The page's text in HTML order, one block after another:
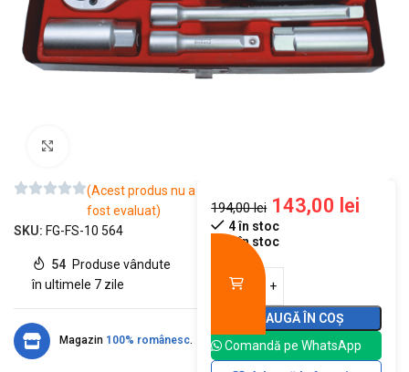
(Acest produs nu a
fost evaluat)
SKU: FG-FS-10 564
54 Produse vândute
în ultimele 7 zile
Magazin 100% românesc.
194,00lei 143,00 lei
4 în stoc
4 în stoc
ADAUGĂ ÎN COȘ
Comandă pe WhatsApp